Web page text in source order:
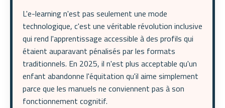
L'e-learning n'est pas seulement une mode
technologique, c'est une véritable révolution inclusive
qui rend l'apprentissage accessible à des profils qui
étaient auparavant pénalisés par les formats
traditionnels. En 2025, il n'est plus acceptable qu'un
enfant abandonne l'équitation qu'il aime simplement
parce que les manuels ne conviennent pas à son
fonctionnement cognitif.